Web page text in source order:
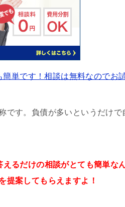
単です！相談は無料なのでお
です。負債が多いというだけで
えるだけの相談がとても簡単な
提案してもらえますよ！